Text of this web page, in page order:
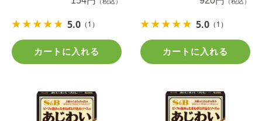
5.0 （1）
カートに入れる
5.0 （1）
カートに入れる